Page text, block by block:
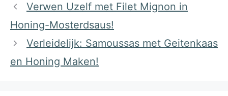
Verwen Uzelf met Filet Mignon in
Honing-Mosterdsaus!
Verleidelijk: Samoussas met Geitenkaas
en Honing Maken!